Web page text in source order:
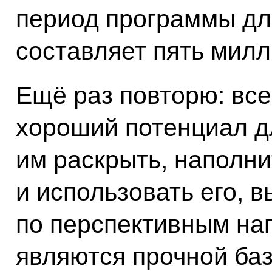
период программы
составляет пять
Ещё раз повторю:
хороший потенциал
им раскрыть,
и использовать его,
по перспективным
являются прочной